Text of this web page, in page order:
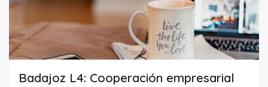
Badajoz L4: Cooperación empresarial